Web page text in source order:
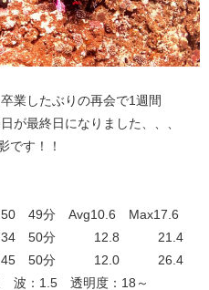
業したぶりの再会で1週間
が最終日になりました、、、
です！！
49分 Avg10.6 Max17.6
11：34 50分 12.8 21.4
13：45 50分 12.0 26.4
波：1.5 透明度：18～